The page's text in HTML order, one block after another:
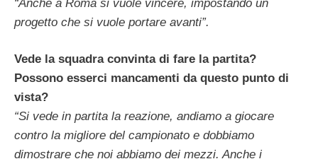
“Anche a Roma si vuole vincere, impostando un
progetto che si vuole portare avanti”.
Vede la squadra convinta di fare la partita?
Possono esserci mancamenti da questo punto di
vista?
“Si vede in partita la reazione, andiamo a giocare
contro la migliore del campionato e dobbiamo
dimostrare che noi abbiamo dei mezzi. Anche i